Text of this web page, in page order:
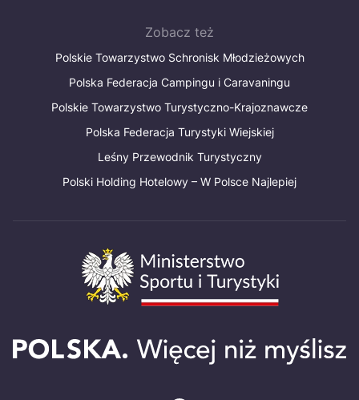
Zobacz też
Polskie Towarzystwo Schronisk Młodzieżowych
Polska Federacja Campingu i Caravaningu
Polskie Towarzystwo Turystyczno-Krajoznawcze
Polska Federacja Turystyki Wiejskiej
Leśny Przewodnik Turystyczny
Polski Holding Hotelowy – W Polsce Najlepiej